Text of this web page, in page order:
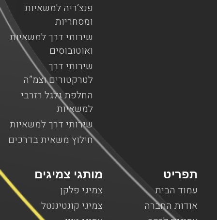
פנצ’ריה למשאיות
ומסחריות
שירותי דרך למשאיות
ואוטובוסים
שירותי דרך
לטרקטורים וצמ”ה
החלפת גלגל רזרבי
למשאיות
שירותי דרך למשאיות
חילוץ משאית בדרכים
מותגי צמיגים
צמיגי פלקן
צמיגי קונטיננטל
תפריט
עמוד הבית
אודות החברה